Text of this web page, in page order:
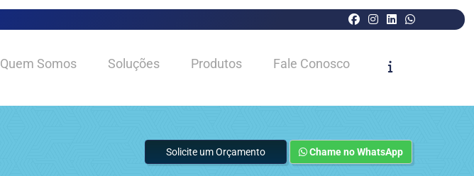
Quem Somos Soluções Produtos Fale Conosco
Solicite um Orçamento Chame no WhatsApp